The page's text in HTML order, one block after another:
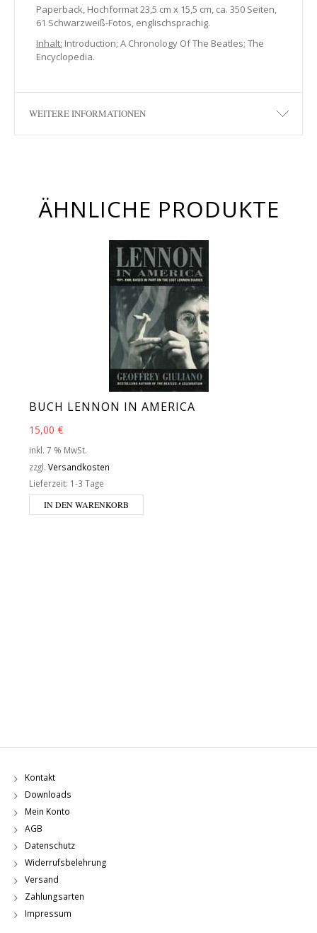
Paperback, Hochformat 23,5 cm x 15,5 cm, ca. 350 Seiten,
61 Schwarzweiß-Fotos, englischsprachig.
Inhalt: Introduction; A Chronology Of The Beatles; The
Encyclopedia.
WEITERE INFORMATIONEN
ÄHNLICHE PRODUKTE
BUCH LENNON IN AMERICA
15,00 €
inkl. 7 % MwSt.
zzgl. Versandkosten
Lieferzeit: 1-3 Tage
IN DEN WARENKORB
Kontakt
Downloads
Mein Konto
AGB
Datenschutz
Widerrufsbelehrung
Versand
Zahlungsarten
Impressum